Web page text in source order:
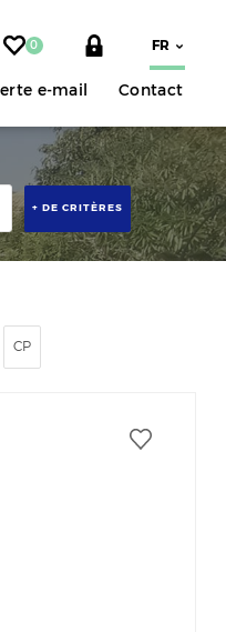
0
e-mail Contact
+ DE CRITÈRES
CP